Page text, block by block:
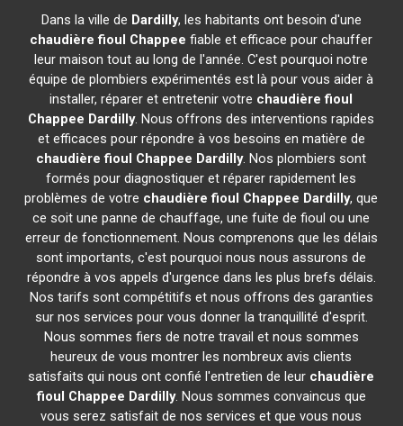
Dans la ville de Dardilly, les habitants ont besoin d'une
chaudière fioul Chappee fiable et efficace pour chauffer
leur maison tout au long de l'année. C'est pourquoi notre
équipe de plombiers expérimentés est là pour vous aider à
installer, réparer et entretenir votre chaudière fioul
Chappee Dardilly. Nous offrons des interventions rapides
et efficaces pour répondre à vos besoins en matière de
chaudière fioul Chappee Dardilly. Nos plombiers sont
formés pour diagnostiquer et réparer rapidement les
problèmes de votre chaudière fioul Chappee Dardilly, que
ce soit une panne de chauffage, une fuite de fioul ou une
erreur de fonctionnement. Nous comprenons que les délais
sont importants, c'est pourquoi nous nous assurons de
répondre à vos appels d'urgence dans les plus brefs délais.
Nos tarifs sont compétitifs et nous offrons des garanties
sur nos services pour vous donner la tranquillité d'esprit.
Nous sommes fiers de notre travail et nous sommes
heureux de vous montrer les nombreux avis clients
satisfaits qui nous ont confié l'entretien de leur chaudière
fioul Chappee Dardilly. Nous sommes convaincus que
vous serez satisfait de nos services et que vous nous